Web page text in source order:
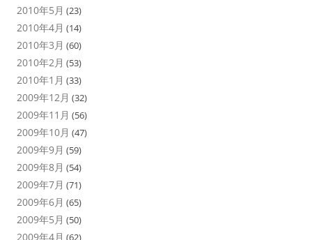
2010年5月 (23)
2010年4月 (14)
2010年3月 (60)
2010年2月 (53)
2010年1月 (33)
2009年12月 (32)
2009年11月 (56)
2009年10月 (47)
2009年9月 (59)
2009年8月 (54)
2009年7月 (71)
2009年6月 (65)
2009年5月 (50)
2009年4月 (62)